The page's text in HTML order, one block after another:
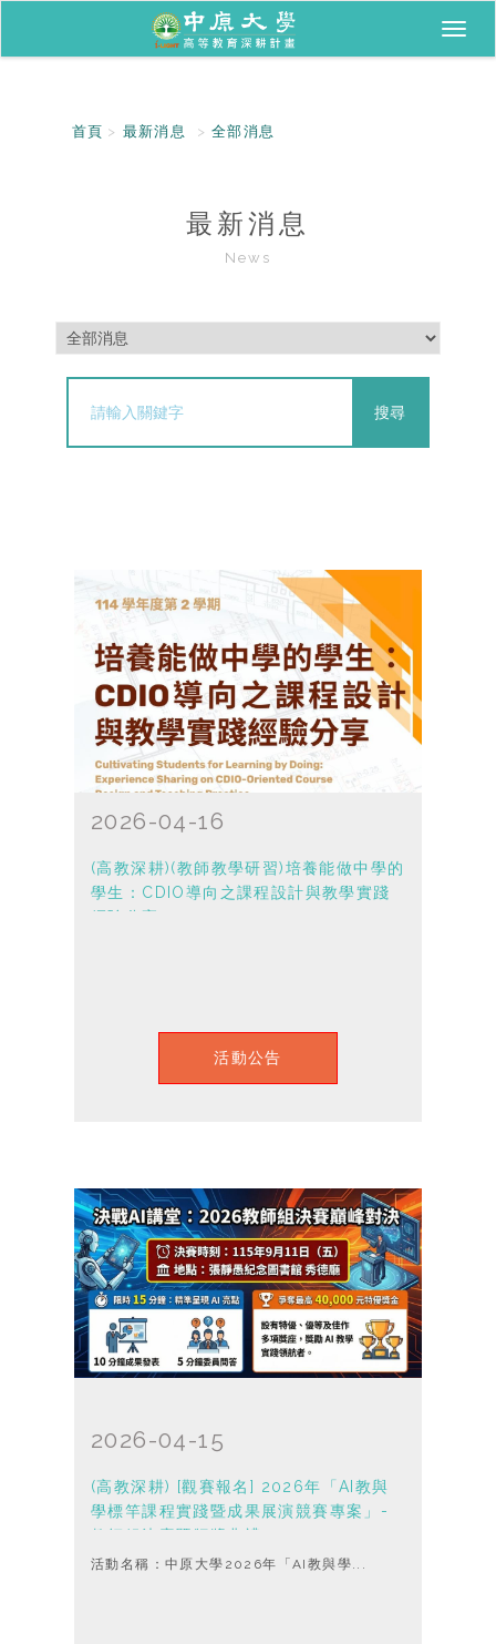
首頁 最新消息 全部消息
最新消息
News
搜尋
2026-04-16
(高教深耕)(教師教學研習)培養能做中學的
學生：CDIO導向之課程設計與教學實踐
經驗分享
活動公告
2026-04-15
(高教深耕) [觀賽報名] 2026年「AI教與
學標竿課程實踐暨成果展演競賽專案」-
教師組決賽暨頒獎典禮
活動名稱：中原大學2026年「AI教與學...